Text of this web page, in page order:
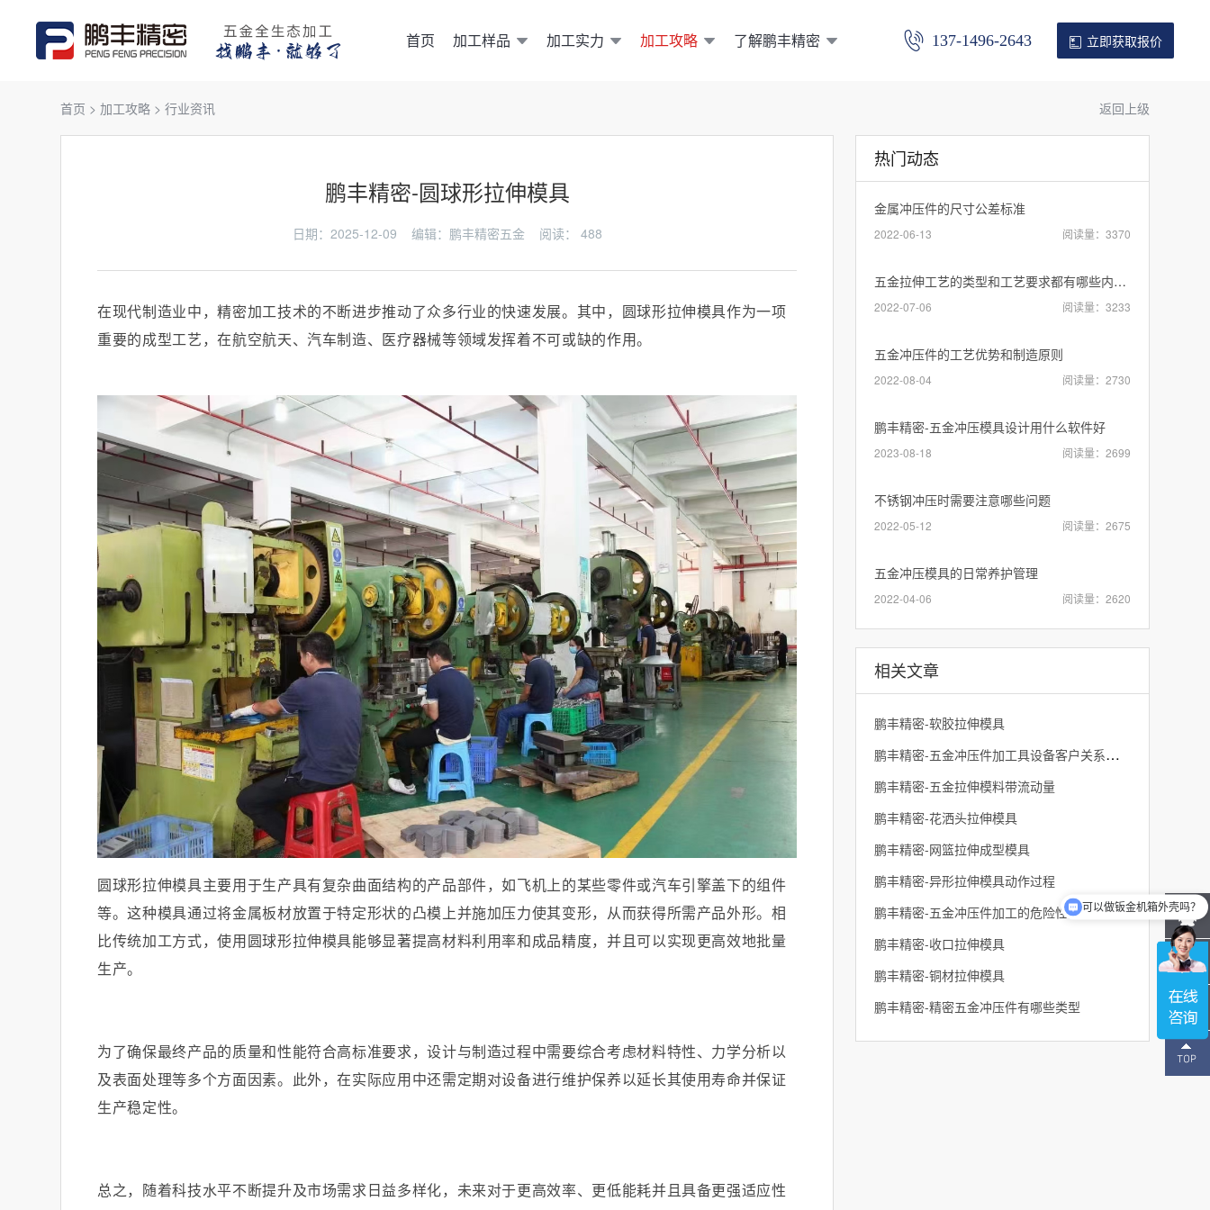
首页 加工样品 加工实力 加工攻略 了解鹏丰精密 137-1496-2643 立即获取报价
首页 >加工攻略 >行业资讯 返回上级
鹏丰精密-圆球形拉伸模具
日期：2025-12-09 编辑：鹏丰精密五金 阅读： 488
在现代制造业中，精密加工技术的不断进步推动了众多行业的快速发展。其中，圆球形拉伸模具作为一项
重要的成型工艺，在航空航天、汽车制造、医疗器械等领域发挥着不可或缺的作用。
圆球形拉伸模具主要用于生产具有复杂曲面结构的产品部件，如飞机上的某些零件或汽车引擎盖下的组件
等。这种模具通过将金属板材放置于特定形状的凸模上并施加压力使其变形，从而获得所需产品外形。相
比传统加工方式，使用圆球形拉伸模具能够显著提高材料利用率和成品精度，并且可以实现更高效地批量
生产。
为了确保最终产品的质量和性能符合高标准要求，设计与制造过程中需要综合考虑材料特性、力学分析以
及表面处理等多个方面因素。此外，在实际应用中还需定期对设备进行维护保养以延长其使用寿命并保证
生产稳定性。
总之，随着科技水平不断提升及市场需求日益多样化，未来对于更高效率、更低能耗并且具备更强适应性
热门动态
金属冲压件的尺寸公差标准
2022-06-13 阅读量：3370
五金拉伸工艺的类型和工艺要求都有哪些内容？
2022-07-06 阅读量：3233
五金冲压件的工艺优势和制造原则
2022-08-04 阅读量：2730
鹏丰精密-五金冲压模具设计用什么软件好
2023-08-18 阅读量：2699
不锈钢冲压时需要注意哪些问题
2022-05-12 阅读量：2675
五金冲压模具的日常养护管理
2022-04-06 阅读量：2620
相关文章
鹏丰精密-软胶拉伸模具
鹏丰精密-五金冲压件加工具设备客户关系管理方法
鹏丰精密-五金拉伸模料带流动量
鹏丰精密-花洒头拉伸模具
鹏丰精密-网篮拉伸成型模具
鹏丰精密-异形拉伸模具动作过程
鹏丰精密-五金冲压件加工的危险性及安全防范措施
鹏丰精密-收口拉伸模具
鹏丰精密-铜材拉伸模具
鹏丰精密-精密五金冲压件有哪些类型
137-
可以做五金冲压件吗？
可以做钣金机箱外壳吗？